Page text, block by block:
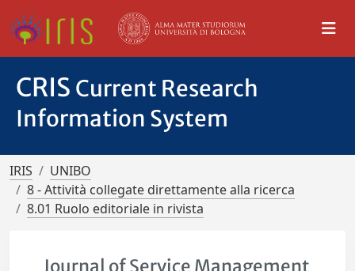
CRIS Current Research
Information System
IRIS
UNIBO
8 - Attività collegate direttamente alla ricerca
8.01 Ruolo editoriale in rivista
Journal of Service Management